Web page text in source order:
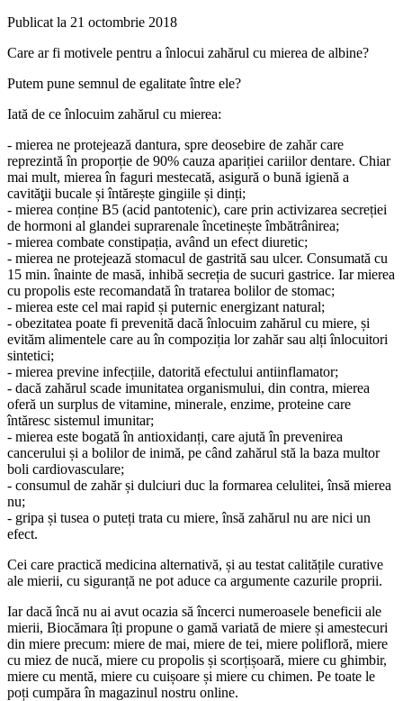
Publicat la 21 octombrie 2018
Care ar fi motivele pentru a înlocui zahărul cu mierea de albine?
Putem pune semnul de egalitate între ele?
Iată de ce înlocuim zahărul cu mierea:
- mierea ne protejează dantura, spre deosebire de zahăr care
reprezintă în proporție de 90% cauza apariției cariilor dentare. Chiar
mai mult, mierea în faguri mestecată, asigură o bună igienă a
cavităţii bucale și întărește gingiile și dinți;
- mierea conține B5 (acid pantotenic), care prin activizarea secreției
de hormoni al glandei suprarenale încetinește îmbătrânirea;
- mierea combate constipația, având un efect diuretic;
- mierea ne protejează stomacul de gastrită sau ulcer. Consumată cu
15 min. înainte de masă, inhibă secreția de sucuri gastrice. Iar mierea
cu propolis este recomandată în tratarea bolilor de stomac;
- mierea este cel mai rapid și puternic energizant natural;
- obezitatea poate fi prevenită dacă înlocuim zahărul cu miere, și
evităm alimentele care au în compoziția lor zahăr sau alți înlocuitori
sintetici;
- mierea previne infecțiile, datorită efectului antiinflamator;
- dacă zahărul scade imunitatea organismului, din contra, mierea
oferă un surplus de vitamine, minerale, enzime, proteine care
întăresc sistemul imunitar;
- mierea este bogată în antioxidanți, care ajută în prevenirea
cancerului și a bolilor de inimă, pe când zahărul stă la baza multor
boli cardiovasculare;
- consumul de zahăr și dulciuri duc la formarea celulitei, însă mierea
nu;
- gripa și tusea o puteți trata cu miere, însă zahărul nu are nici un
efect.
Cei care practică medicina alternativă, și au testat calitățile curative
ale mierii, cu siguranță ne pot aduce ca argumente cazurile proprii.
Iar dacă încă nu ai avut ocazia să încerci numeroasele beneficii ale
mierii, Biocămara îți propune o gamă variată de miere și amestecuri
din miere precum: miere de mai, miere de tei, miere polifloră, miere
cu miez de nucă, miere cu propolis și scorțișoară, miere cu ghimbir,
miere cu mentă, miere cu cuișoare și miere cu chimen. Pe toate le
poți cumpăra în magazinul nostru online.